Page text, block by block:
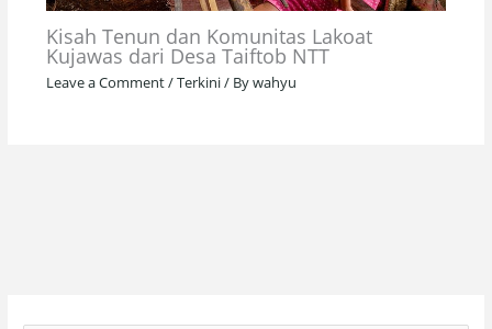
Kisah Tenun dan Komunitas Lakoat
Kujawas dari Desa Taiftob NTT
Leave a Comment/Terkini/ Bywahyu